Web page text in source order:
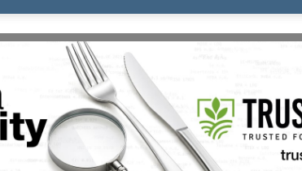
Salvagente